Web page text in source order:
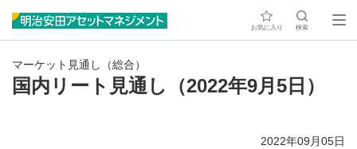
お気に入り 検索
マーケット見通し（総合）
国内リート見通し（2022年9月5日）
2022年09月05日